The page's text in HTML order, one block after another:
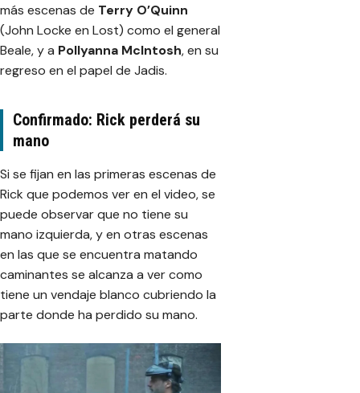
más escenas de Terry O’Quinn
(John Locke en Lost) como el general
Beale, y a Pollyanna McIntosh, en su
regreso en el papel de Jadis.
Confirmado: Rick perderá su
mano
Si se fijan en las primeras escenas de
Rick que podemos ver en el video, se
puede observar que no tiene su
mano izquierda, y en otras escenas
en las que se encuentra matando
caminantes se alcanza a ver como
tiene un vendaje blanco cubriendo la
parte donde ha perdido su mano.